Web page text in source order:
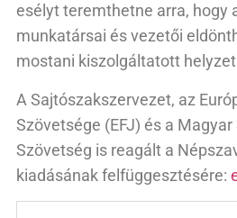
esélyt teremthetne arra, hogy
munkatársai és vezetői
mostani kiszolgáltatott
A Sajtószakszervezet, az
Szövetsége (EFJ) és a
Szövetség is reagált a
kiadásának felfüggesztésére: